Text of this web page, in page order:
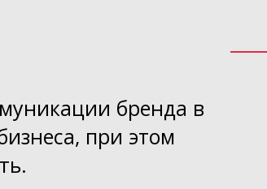
бренда в
при этом